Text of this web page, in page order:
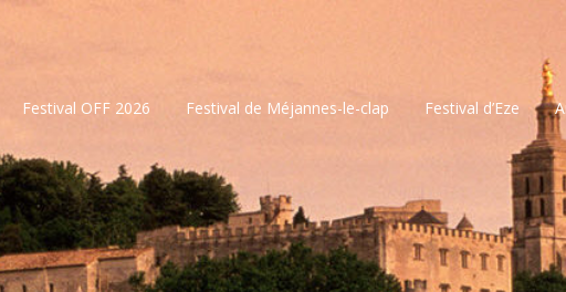
Festival OFF 2026 Festival de Méjannes-le-clap Festival d’Eze